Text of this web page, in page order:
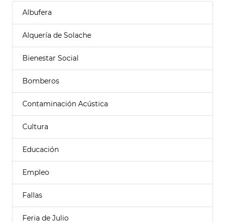
Albufera
Alquería de Solache
Bienestar Social
Bomberos
Contaminación Acústica
Cultura
Educación
Empleo
Fallas
Feria de Julio